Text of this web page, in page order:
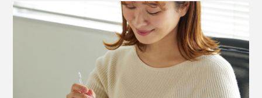
歯と歯肉のあいだにある「歯周ポケット」は、歯ブラシ
が届きにくい、深さ1～2ミリの“ミゾ”で、歯周病菌の隠
歯磨きをしていて、出血したことはありませんか？
は、このモードから始めてください。
マッサージ洗浄モード
気泡を含んだバブル水流で、歯と歯のすき間にある歯肉
や、抜歯跡も、心地よくマッサージします。